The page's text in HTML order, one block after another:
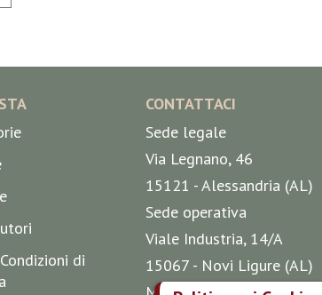
di
CONTATTACI
Sede legale
Via Legnano, 46
15121 - Alessandria (AL)
Sede operativa
Viale Industria, 14/A
15067 - Novi Ligure (AL)